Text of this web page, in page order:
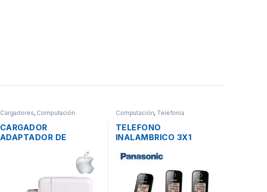
Cargadores, Computación
CARGADOR
ADAPTADOR DE
A1436 PARA MACBOOK
AIR MAGSAFE2 14.85V
3.05A 45W ORIGINAL
Computación, Telefonía
TELEFONO
INALAMBRICO 3X1
DECT 6.0 C-ID 1.9 GHZ
CONTESTADOR